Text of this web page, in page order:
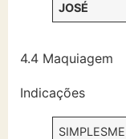
JOSÉ
4.4 Maquiagem
Indicações
SIMPLESME